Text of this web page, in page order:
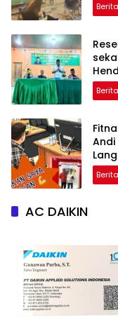
Berita
Berita
Andi
Berita
AC DAIKIN